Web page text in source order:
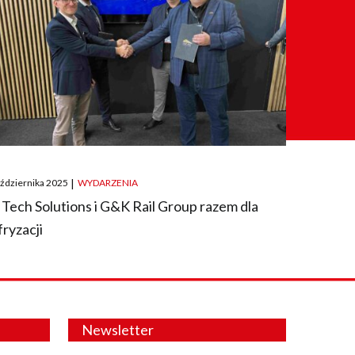
2025 | WYDARZENIA
Tech Solutions i G&K Rail Group razem dla
Newsletter